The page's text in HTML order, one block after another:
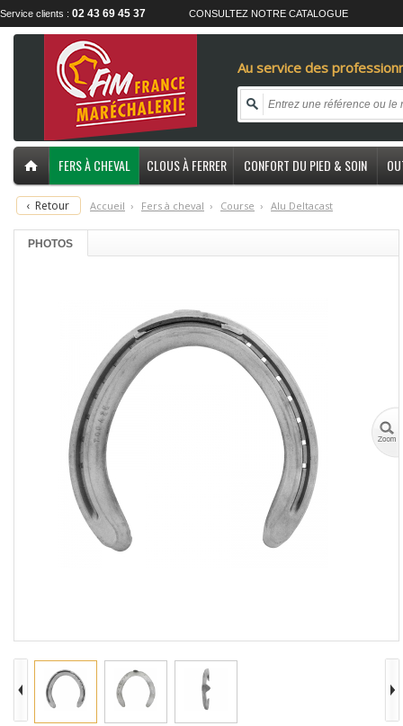
Service clients : 02 43 69 45 37 CONSULTEZ NOTRE CATALOGUE
Au service des
FERS À CHEVAL CLOUS À FERRER CONFORT DU PIED & SOIN
‹ Retour Accueil › Fers à cheval › Course › Alu Deltacast
PHOTOS